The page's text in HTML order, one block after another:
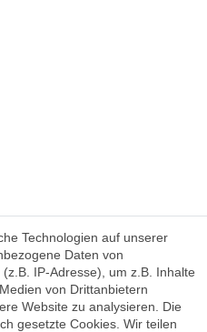
Technologien auf unserer
Daten von
IP-Adresse), um z.B. Inhalte
von Drittanbietern
Website zu analysieren. Die
gesetzte Cookies. Wir teilen